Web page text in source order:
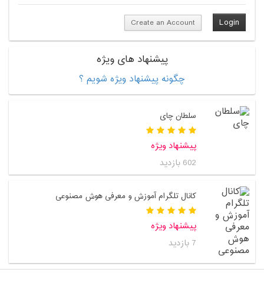
Create an Account
پیشنهاد های ویژه
چگونه پیشنهاد ویژه شویم ؟
سلطان چای
پیشنهاد ویژه
602 بازدید
کانال تلگرام آموزش و معرفی هوش مصنوعی
پیشنهاد ویژه
7 بازدید